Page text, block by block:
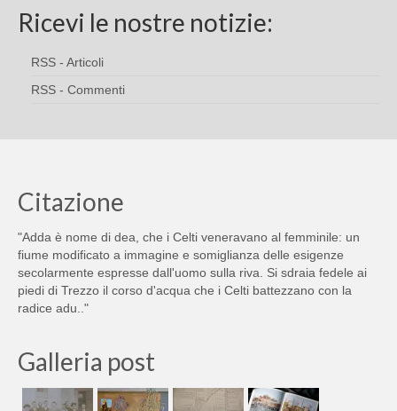
Ricevi le nostre notizie:
RSS - Articoli
RSS - Commenti
Citazione
"Adda è nome di dea, che i Celti veneravano al femminile: un
fiume modificato a immagine e somiglianza delle esigenze
secolarmente espresse dall'uomo sulla riva. Si sdraia fedele ai
piedi di Trezzo il corso d'acqua che i Celti battezzano con la
radice adu.."
Galleria post